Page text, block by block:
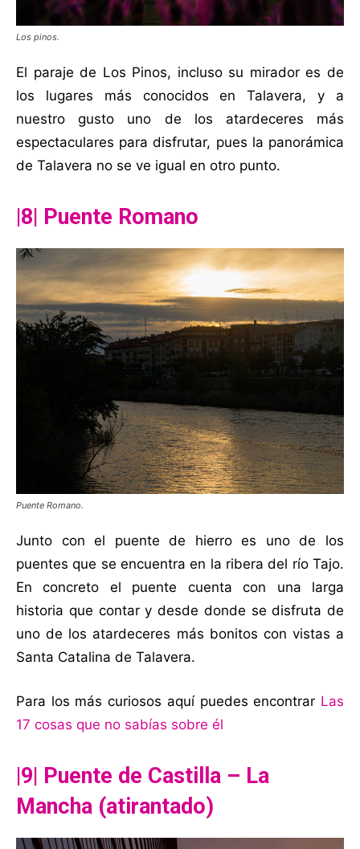
Los pinos.
El paraje de Los Pinos, incluso su mirador es de
los lugares más conocidos en Talavera, y a
nuestro gusto uno de los atardeceres más
espectaculares para disfrutar, pues la panorámica
de Talavera no se ve igual en otro punto.
|8| Puente Romano
Puente Romano.
Junto con el puente de hierro es uno de los
puentes que se encuentra en la ribera del río Tajo.
En concreto el puente cuenta con una larga
historia que contar y desde donde se disfruta de
uno de los atardeceres más bonitos con vistas a
Santa Catalina de Talavera.
Para los más curiosos aquí puedes encontrar Las
17 cosas que no sabías sobre él
|9| Puente de Castilla – La
Mancha (atirantado)